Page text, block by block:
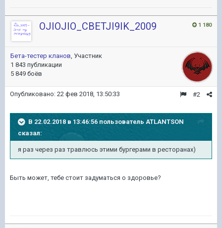
1 180
OJIOJIO_CBETJI9IK_2009
Бета-тестер кланов, Участник
1 843 публикации
5 849 боёв
#2
Опубликовано: 22 фев 2018, 13:50:33
В 22.02.2018 в 13:46:56 пользователь ATLANTSON
сказал:
я раз через раз травлюсь этими бургерами в ресторанах)
Быть может, тебе стоит задуматься о здоровье?